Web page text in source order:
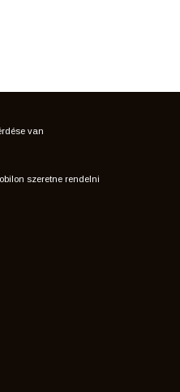
van
szeretne rendelni